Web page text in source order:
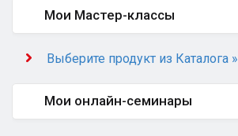
Мои Мастер-классы
Выберите продукт из Каталога »
Мои онлайн-семинары